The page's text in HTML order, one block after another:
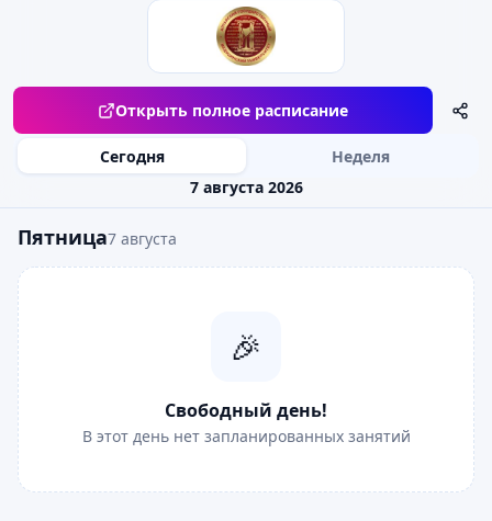
Открыть полное расписание
Сегодня
Неделя
7 августа 2026
Пятница7 августа
🎉
Свободный день!
В этот день нет запланированных занятий